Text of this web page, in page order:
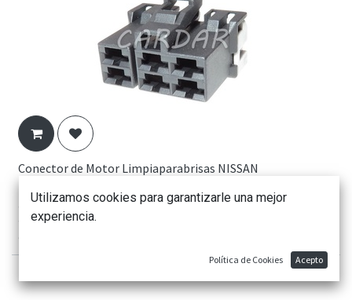
Conector de Motor Limpiaparabrisas NISSAN
10,24
1 juego hembra incluye:
1 x carcasa e inserción de conector hembra
Utilizamos cookies para garantizarle una mejor
experiencia.
Política de Cookies Acepto